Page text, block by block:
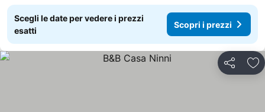
Scegli le date per vedere i prezzi
esatti
Scopri i prezzi
Condividi